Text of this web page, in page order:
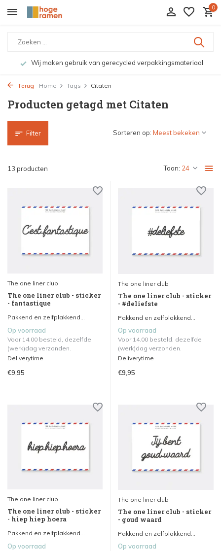
0
Wij maken gebruik van gerecycled verpakkingsmateriaal
Terug Home Tags Citaten
Producten getagd met Citaten
Filter
13 producten Toon:
Sorteren op:
The one liner club
The one liner club - sticker
- fantastique
Pakkend en zelfplakkend...
Op voorraad
Voor 14.00 besteld, dezelfde
(werk)dag verzonden.
Deliverytime
€9,95
The one liner club
The one liner club - sticker
- #deliefste
Pakkend en zelfplakkend...
Op voorraad
Voor 14.00 besteld, dezelfde
(werk)dag verzonden.
Deliverytime
€9,95
The one liner club
The one liner club - sticker
- hiep hiep hoera
Pakkend en zelfplakkend...
Op voorraad
The one liner club
The one liner club - sticker
- goud waard
Pakkend en zelfplakkend...
Op voorraad